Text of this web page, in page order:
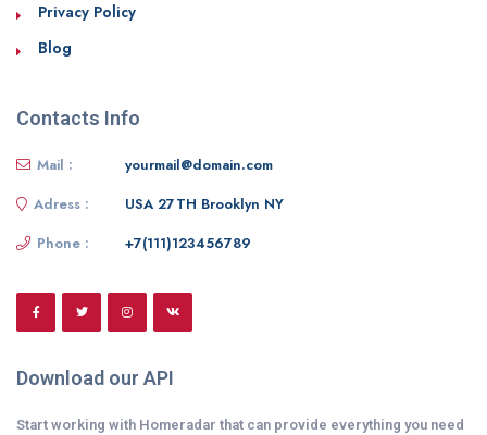
Privacy Policy
Blog
Contacts Info
Mail :
yourmail@domain.com
Adress :
USA 27TH Brooklyn NY
Phone :
+7(111)123456789
Download our API
Start working with Homeradar that can provide everything you need